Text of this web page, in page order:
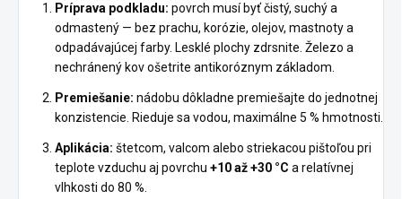
Príprava podkladu: povrch musí byť čistý, suchý a
odmastený — bez prachu, korózie, olejov, mastnoty a
odpadávajúcej farby. Lesklé plochy zdrsnite. Železo a
nechránený kov ošetrite antikoróznym základom.
Premiešanie: nádobu dôkladne premiešajte do jednotnej
konzistencie. Rieduje sa vodou, maximálne 5 % hmotnosti.
Aplikácia: štetcom, valcom alebo striekacou pištoľou pri
teplote vzduchu aj povrchu +10 až +30 °C a relatívnej
vlhkosti do 80 %.